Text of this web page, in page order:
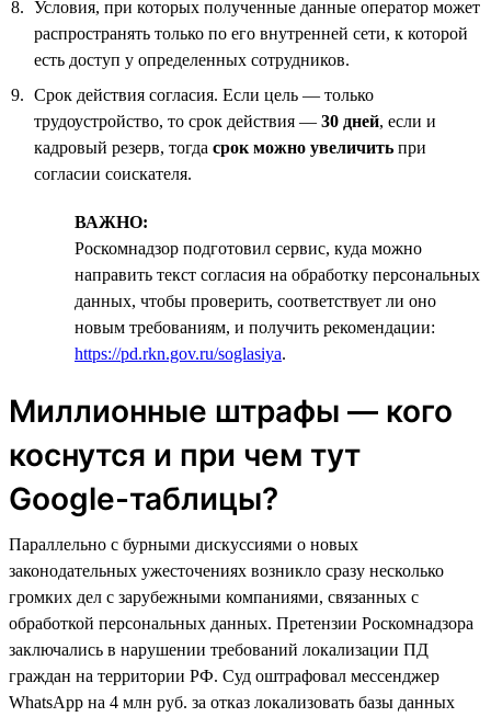
Условия, при которых полученные данные оператор может
распространять только по его внутренней сети, к которой
есть доступ у определенных сотрудников.
Срок действия согласия. Если цель — только
трудоустройство, то срок действия — 30 дней, если и
кадровый резерв, тогда срок можно увеличить при
согласии соискателя.
ВАЖНО:
Роскомнадзор подготовил сервис, куда можно
направить текст согласия на обработку персональных
данных, чтобы проверить, соответствует ли оно
новым требованиям, и получить рекомендации:
https://pd.rkn.gov.ru/soglasiya.
Миллионные штрафы — кого
коснутся и при чем тут
Google-таблицы?
Параллельно с бурными дискуссиями о новых
законодательных ужесточениях возникло сразу несколько
громких дел с зарубежными компаниями, связанных с
обработкой персональных данных. Претензии Роскомнадзора
заключались в нарушении требований локализации ПД
граждан на территории РФ. Суд оштрафовал мессенджер
WhatsApp на 4 млн руб. за отказ локализовать базы данных